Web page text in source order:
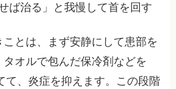
ば治る」と我慢して首を回す
とは、まず安静にして患部を
オルで包んだ保冷剤などを
て、炎症を抑えます。この段階